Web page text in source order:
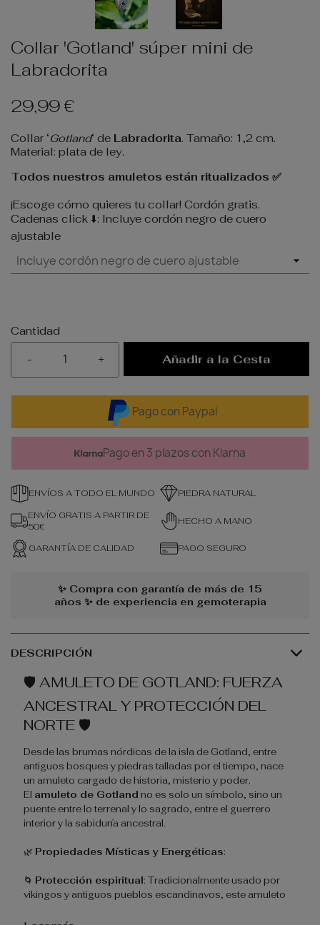
Collar 'Gotland' súper mini de
Labradorita
29,99 €
Collar ‘Gotland‘ de Labradorita. Tamaño: 1,2 cm.
Material: plata de ley.
Todos nuestros amuletos están ritualizados ✅
¡Escoge cómo quieres tu collar! Cordón gratis.
Cadenas click ⬇️: Incluye cordón negro de cuero
ajustable
Cantidad
- + Añadir a la Cesta
Pago con Paypal
Pago en 3 plazos con Klarna
ENVÍOS A TODO EL MUNDO
PIEDRA NATURAL
ENVÍO GRATIS A PARTIR DE
50€
HECHO A MANO
GARANTÍA DE CALIDAD PAGO SEGURO
✨ Compra con garantía de más de 15
años ✨ de experiencia en gemoterapia
DESCRIPCIÓN
🛡️ AMULETO DE GOTLAND: FUERZA
ANCESTRAL Y PROTECCIÓN DEL
NORTE 🛡️
Desde las brumas nórdicas de la isla de Gotland, entre
antiguos bosques y piedras talladas por el tiempo, nace
un amuleto cargado de historia, misterio y poder.
El amuleto de Gotland no es solo un símbolo, sino un
puente entre lo terrenal y lo sagrado, entre el guerrero
interior y la sabiduría ancestral.
🌿 Propiedades Místicas y Energéticas:
🌀 Protección espiritual: Tradicionalmente usado por
vikingos y antiguos pueblos escandinavos, este amuleto